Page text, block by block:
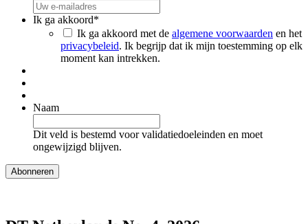
Ik ga akkoord*
Ik ga akkoord met de algemene voorwaarden en het
privacybeleid. Ik begrijp dat ik mijn toestemming op elk
moment kan intrekken.
Naam
Dit veld is bestemd voor validatiedoeleinden en moet
ongewijzigd blijven.